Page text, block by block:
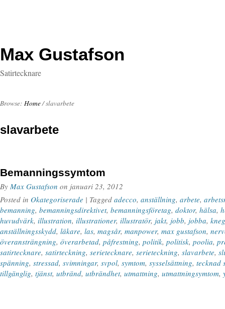
Max Gustafson
Satirtecknare
Browse: Home/slavarbete
slavarbete
Bemanningssymtom
By Max Gustafson on januari 23, 2012
Posted in Okategoriserade | Tagged adecco, anställning, arbete,
bemanning, bemanningsdirektivet, bemanningsföretag, doktor, hälsa,
huvudvärk, illustration, illustrationer, illustratör, jakt, jobb, jobba, kneg
anställningsskydd, läkare, las, magsår, manpower, max gustafson,
överansträngning, överarbetad, påfrestning, politik, politisk, poolia,
satirtecknare, satirteckning, serietecknare, serieteckning, slavarbete,
spänning, stressad, svimningar, svpol, symtom, sysselsättning, tecknad
tillgänglig, tjänst, utbränd, utbrändhet, utmattning, utmattningsymtom,